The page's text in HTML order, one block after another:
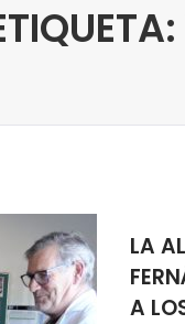
LA
A